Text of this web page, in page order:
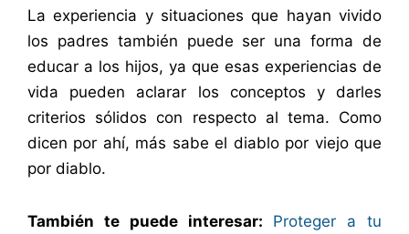
La experiencia y situaciones que hayan vivido
los padres también puede ser una forma de
educar a los hijos, ya que esas experiencias de
vida pueden aclarar los conceptos y darles
criterios sólidos con respecto al tema. Como
dicen por ahí, más sabe el diablo por viejo que
por diablo.
También te puede interesar:
Proteger a tu